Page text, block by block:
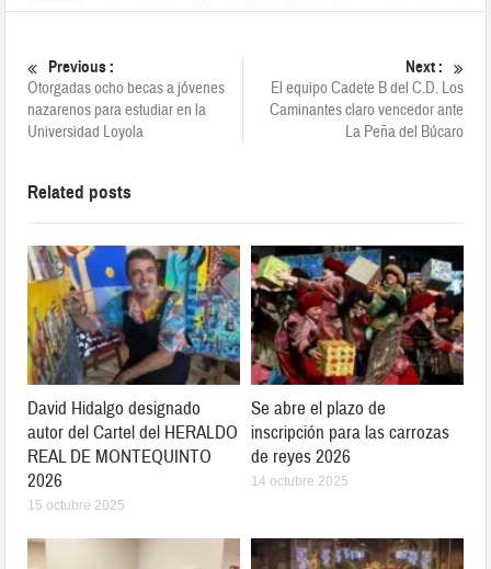
Previous :
Otorgadas ocho becas a jóvenes
nazarenos para estudiar en la
Universidad Loyola
Next :
El equipo Cadete B del C.D. Los
Caminantes claro vencedor ante
La Peña del Búcaro
Related posts
David Hidalgo designado
autor del Cartel del HERALDO
REAL DE MONTEQUINTO
2026
15 octubre 2025
Se abre el plazo de
inscripción para las carrozas
de reyes 2026
14 octubre 2025